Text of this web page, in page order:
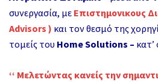
συνεργασία, με Επιστημονικους
Advisors ) και τον θεσμό της
τομείς του Home Solutions – κατ’
‘‘ Μελετώντας κανείς την